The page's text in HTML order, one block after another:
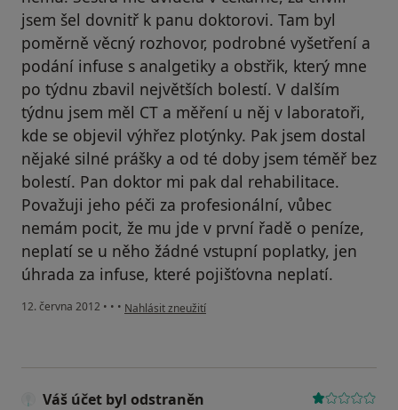
jsem šel dovnitř k panu doktorovi. Tam byl
poměrně věcný rozhovor, podrobné vyšetření a
podání infuse s analgetiky a obstřik, který mne
po týdnu zbavil největších bolestí. V dalším
týdnu jsem měl CT a měření u něj v laboratoři,
kde se objevil výhřez plotýnky. Pak jsem dostal
nějaké silné prášky a od té doby jsem téměř bez
bolestí. Pan doktor mi pak dal rehabilitace.
Považuji jeho péči za profesionální, vůbec
nemám pocit, že mu jde v první řadě o peníze,
neplatí se u něho žádné vstupní poplatky, jen
úhrada za infuse, které pojišťovna neplatí.
12. června 2012 • • • podle názoru uživatele Váš účet byl odstraněn
Nahlásit zneužití
Váš účet byl odstraněn